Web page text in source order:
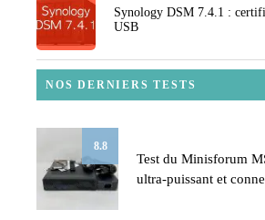
Synology DSM 7.4.1 :
USB
NOS DERNIERS TESTS
8.8
Test du Minisforum
ultra-puissant et